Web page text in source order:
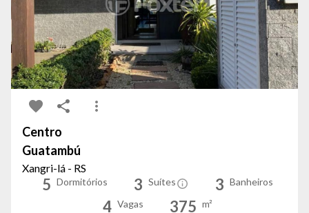
Centro
Guatambú
Xangri-lá - RS
5 Dormitórios 3 Suítes 3 Banheiros
4 Vagas 375 m²